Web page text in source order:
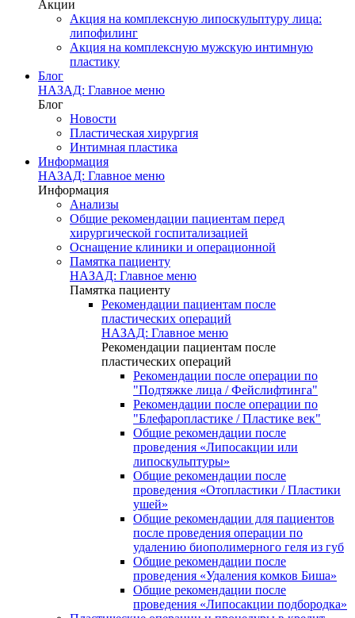
Акции
Акция на комплексную липоскульптуру лица:
липофилинг
Акция на комплексную мужскую интимную
пластику
Блог
НАЗАД: Главное меню
Блог
Новости
Пластическая хирургия
Интимная пластика
Информация
НАЗАД: Главное меню
Информация
Анализы
Общие рекомендации пациентам перед
хирургической госпитализацией
Оснащение клиники и операционной
Памятка пациенту
НАЗАД: Главное меню
Памятка пациенту
Рекомендации пациентам после
пластических операций
НАЗАД: Главное меню
Рекомендации пациентам после
пластических операций
Рекомендации после операции по
"Подтяжке лица / Фейслифтинга"
Рекомендации после операции по
"Блефаропластике / Пластике век"
Общие рекомендации после
проведения «Липосакции или
липоскульптуры»
Общие рекомендации после
проведения «Отопластики / Пластики
ушей»
Общие рекомендации для пациентов
после проведения операции по
удалению биополимерного геля из губ
Общие рекомендации после
проведения «Удаления комков Биша»
Общие рекомендации после
проведения «Липосакции подбородка»